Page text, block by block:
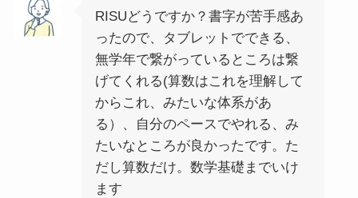
RISUどうですか？書字が苦手感あ
ったので、タブレットでできる、
無学年で繋がっているところは繋
げてくれる(算数はこれを理解して
からこれ、みたいな体系があ
る）、自分のペースでやれる、み
たいなところが良かったです。た
だし算数だけ。数学基礎までいけ
ます